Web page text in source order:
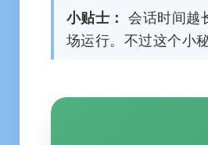
小贴士： 会话时间越
场运行。不过这个小